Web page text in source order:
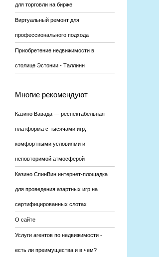
для торговли на бирже
Виртуальный ремонт для
профессионального подхода
Приобретение недвижимости в
столице Эстонии - Таллинн
Многие рекомендуют
Казино Вавада — респектабельная
платформа с тысячами игр,
комфортными условиями и
неповторимой атмосферой
Казино СпинВин интернет-площадка
для проведения азартных игр на
сертифицированных слотах
О сайте
Услуги агентов по недвижимости -
есть ли преимущества и в чем?